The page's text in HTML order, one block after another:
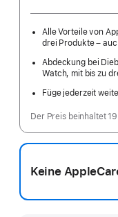
Alle Vorteile von
drei Produkte –
Abdeckung bei
Watch, mit bis zu
Füge jederzeit
Der Preis beinhaltet
Keine